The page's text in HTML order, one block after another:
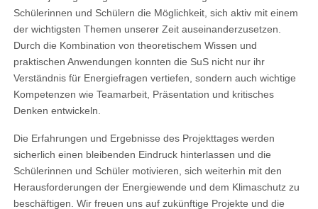
Schülerinnen und Schülern die Möglichkeit, sich aktiv mit einem
der wichtigsten Themen unserer Zeit auseinanderzusetzen.
Durch die Kombination von theoretischem Wissen und
praktischen Anwendungen konnten die SuS nicht nur ihr
Verständnis für Energiefragen vertiefen, sondern auch wichtige
Kompetenzen wie Teamarbeit, Präsentation und kritisches
Denken entwickeln.
Die Erfahrungen und Ergebnisse des Projekttages werden
sicherlich einen bleibenden Eindruck hinterlassen und die
Schülerinnen und Schüler motivieren, sich weiterhin mit den
Herausforderungen der Energiewende und dem Klimaschutz zu
beschäftigen. Wir freuen uns auf zukünftige Projekte und die